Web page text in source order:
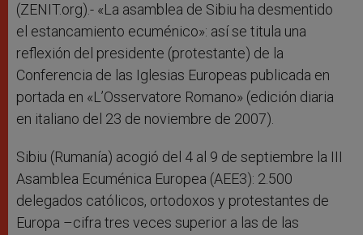
(ZENIT.org).- «La asamblea de Sibiu ha desmentido
el estancamiento ecuménico»: así se titula una
reflexión del presidente (protestante) de la
Conferencia de las Iglesias Europeas publicada en
portada en «L’Osservatore Romano» (edición diaria
en italiano del 23 de noviembre de 2007).
Sibiu (Rumanía) acogió del 4 al 9 de septiembre la III
Asamblea Ecuménica Europea (AEE3): 2.500
delegados católicos, ortodoxos y protestantes de
Europa –cifra tres veces superior a las de las